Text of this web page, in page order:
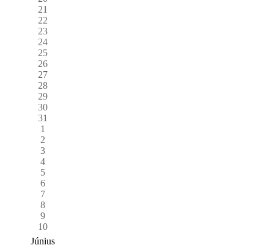
21
22
23
24
25
26
27
28
29
30
31
1
2
3
4
5
6
7
8
9
10
Június